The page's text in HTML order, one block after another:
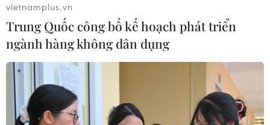
Cổ phiếu Tesla lao dốc, vốn hóa thị
trường "bốc hơi" hơn 140 tỷ USD
24/07/2026 14:55
vietnamplus.vn
Trung Quốc công bố kế hoạch phát triển
ngành hàng không dân dụng